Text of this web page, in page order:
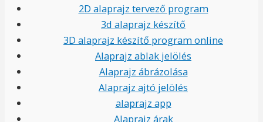
2D alaprajz tervező program
3d alaprajz készítő
3D alaprajz készítő program online
Alaprajz ablak jelölés
Alaprajz ábrázolása
Alaprajz ajtó jelölés
alaprajz app
Alaprajz árak